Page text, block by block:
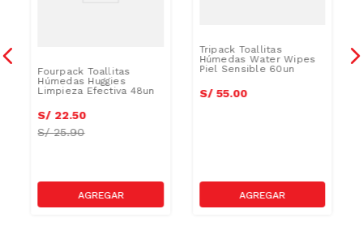
Fourpack Toallitas
Húmedas Huggies
Limpieza Efectiva 48un
S/ 22.50
S/25.90
Tripack Toallitas
Húmedas Water Wipes
Piel Sensible 60un
S/ 55.00